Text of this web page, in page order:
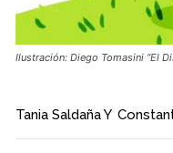
Ilustración: Diego Tomasini “El
Tania SaldañaY